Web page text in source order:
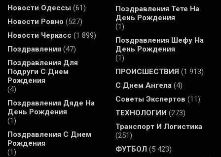
Новости Одессы (61)
Новости Ровно (527)
Новости Черкасс (1 899)
Поздравления (47)
Поздравления Для
Подруги С Днем
Рождения
(4)
Поздравления Дяде На
День Рождения
(1)
Поздравления С Днем
Рождения
(1)
Поздравления Тете На
День Рождения
(1)
Поздравления Шефу На
День Рождения
(1)
ПРОИСШЕСТВИЯ (1 913)
С Днем Ангела (4)
Советы Экспертов (11)
ТЕХНОЛОГИИ (273)
Транспорт И Логистика
(251)
ФУТБОЛ (5 423)